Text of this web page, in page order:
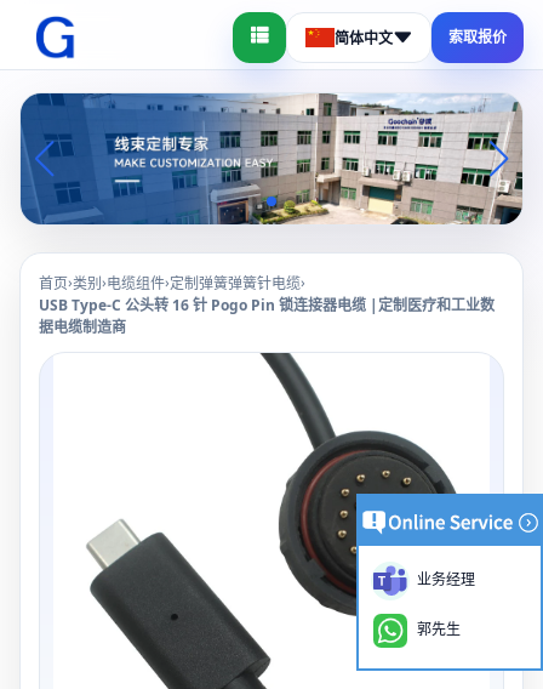
简体中文 索取报价
首页›类别›电缆组件›定制弹簧弹簧针电缆›
USB Type-C 公头转 16 针 Pogo Pin 锁连接器电缆 |定制医疗和工业数
据电缆制造商
业务经理
郭先生